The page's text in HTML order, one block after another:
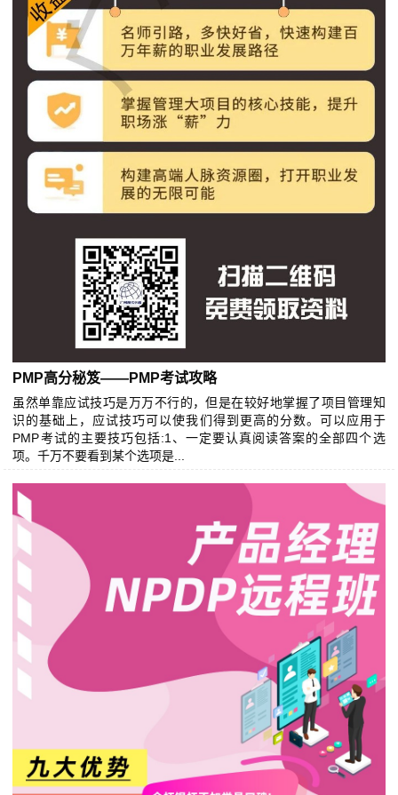
PMP高分秘笈——PMP考试攻略
虽然单靠应试技巧是万万不行的，但是在较好地掌握了项目管理知
识的基础上，应试技巧可以使我们得到更高的分数。可以应用于
PMP考试的主要技巧包括:1、一定要认真阅读答案的全部四个选
项。千万不要看到某个选项是...